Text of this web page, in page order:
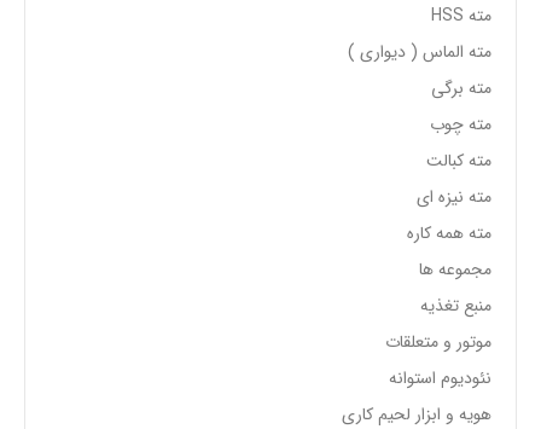
مته HSS
مته الماس ( دیواری )
مته برگی
مته چوب
مته کبالت
مته نیزه ای
مته همه کاره
مجموعه ها
منبع تغذیه
موتور و متعلقات
نئودیوم استوانه
هویه و ابزار لحیم کاری